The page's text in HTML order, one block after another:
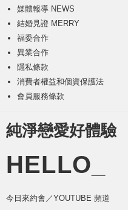
媒體報導 NEWS
結婚見證 MERRY
福委合作
異業合作
隱私條款
消費者權益和個資保護法
會員服務條款
純淨戀愛好體驗
HELLO_
今日來約會／YOUTUBE 頻道